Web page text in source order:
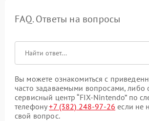
FAQ. Ответы на вопросы
Вы можете ознакомиться с
часто задаваемыми вопросами, либо
сервисный центр “FIX-Nintendo” по
телефону+7 (382) 248-97-26 если не
свой вопрос.